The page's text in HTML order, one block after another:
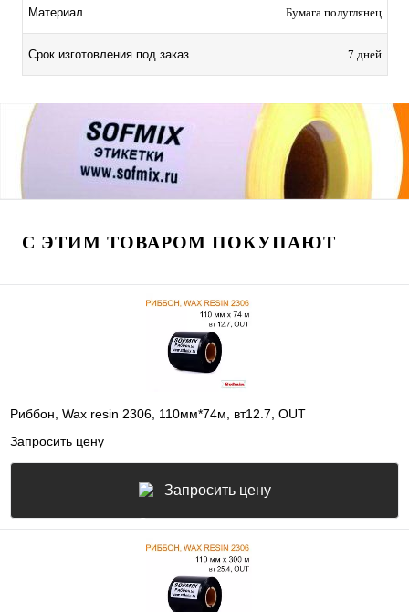
Материал Бумага полуглянец
Срок изготовления под заказ 7 дней
С ЭТИМ ТОВАРОМ ПОКУПАЮТ
Риббон, Wax resin 2306, 110мм*74м, вт12.7, OUT
Запросить цену
Запросить цену